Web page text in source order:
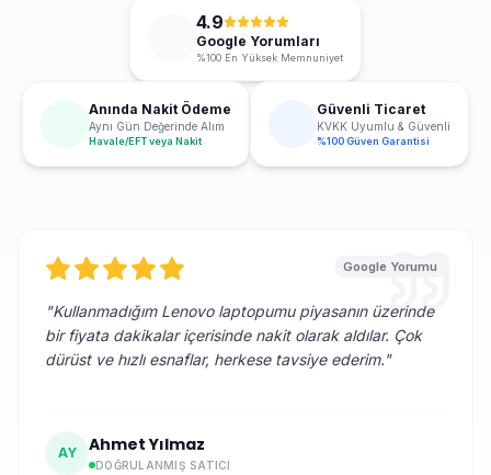
4.9
Google Yorumları
%100 En Yüksek Memnuniyet
Anında Nakit Ödeme
Aynı Gün Değerinde Alım
Havale/EFT veya Nakit
Güvenli Ticaret
KVKK Uyumlu & Güvenli
%100 Güven Garantisi
Google Yorumu
"Kullanmadığım Lenovo laptopumu piyasanın üzerinde
bir fiyata dakikalar içerisinde nakit olarak aldılar. Çok
dürüst ve hızlı esnaflar, herkese tavsiye ederim."
AY Ahmet Yılmaz
DOĞRULANMIŞ SATICI